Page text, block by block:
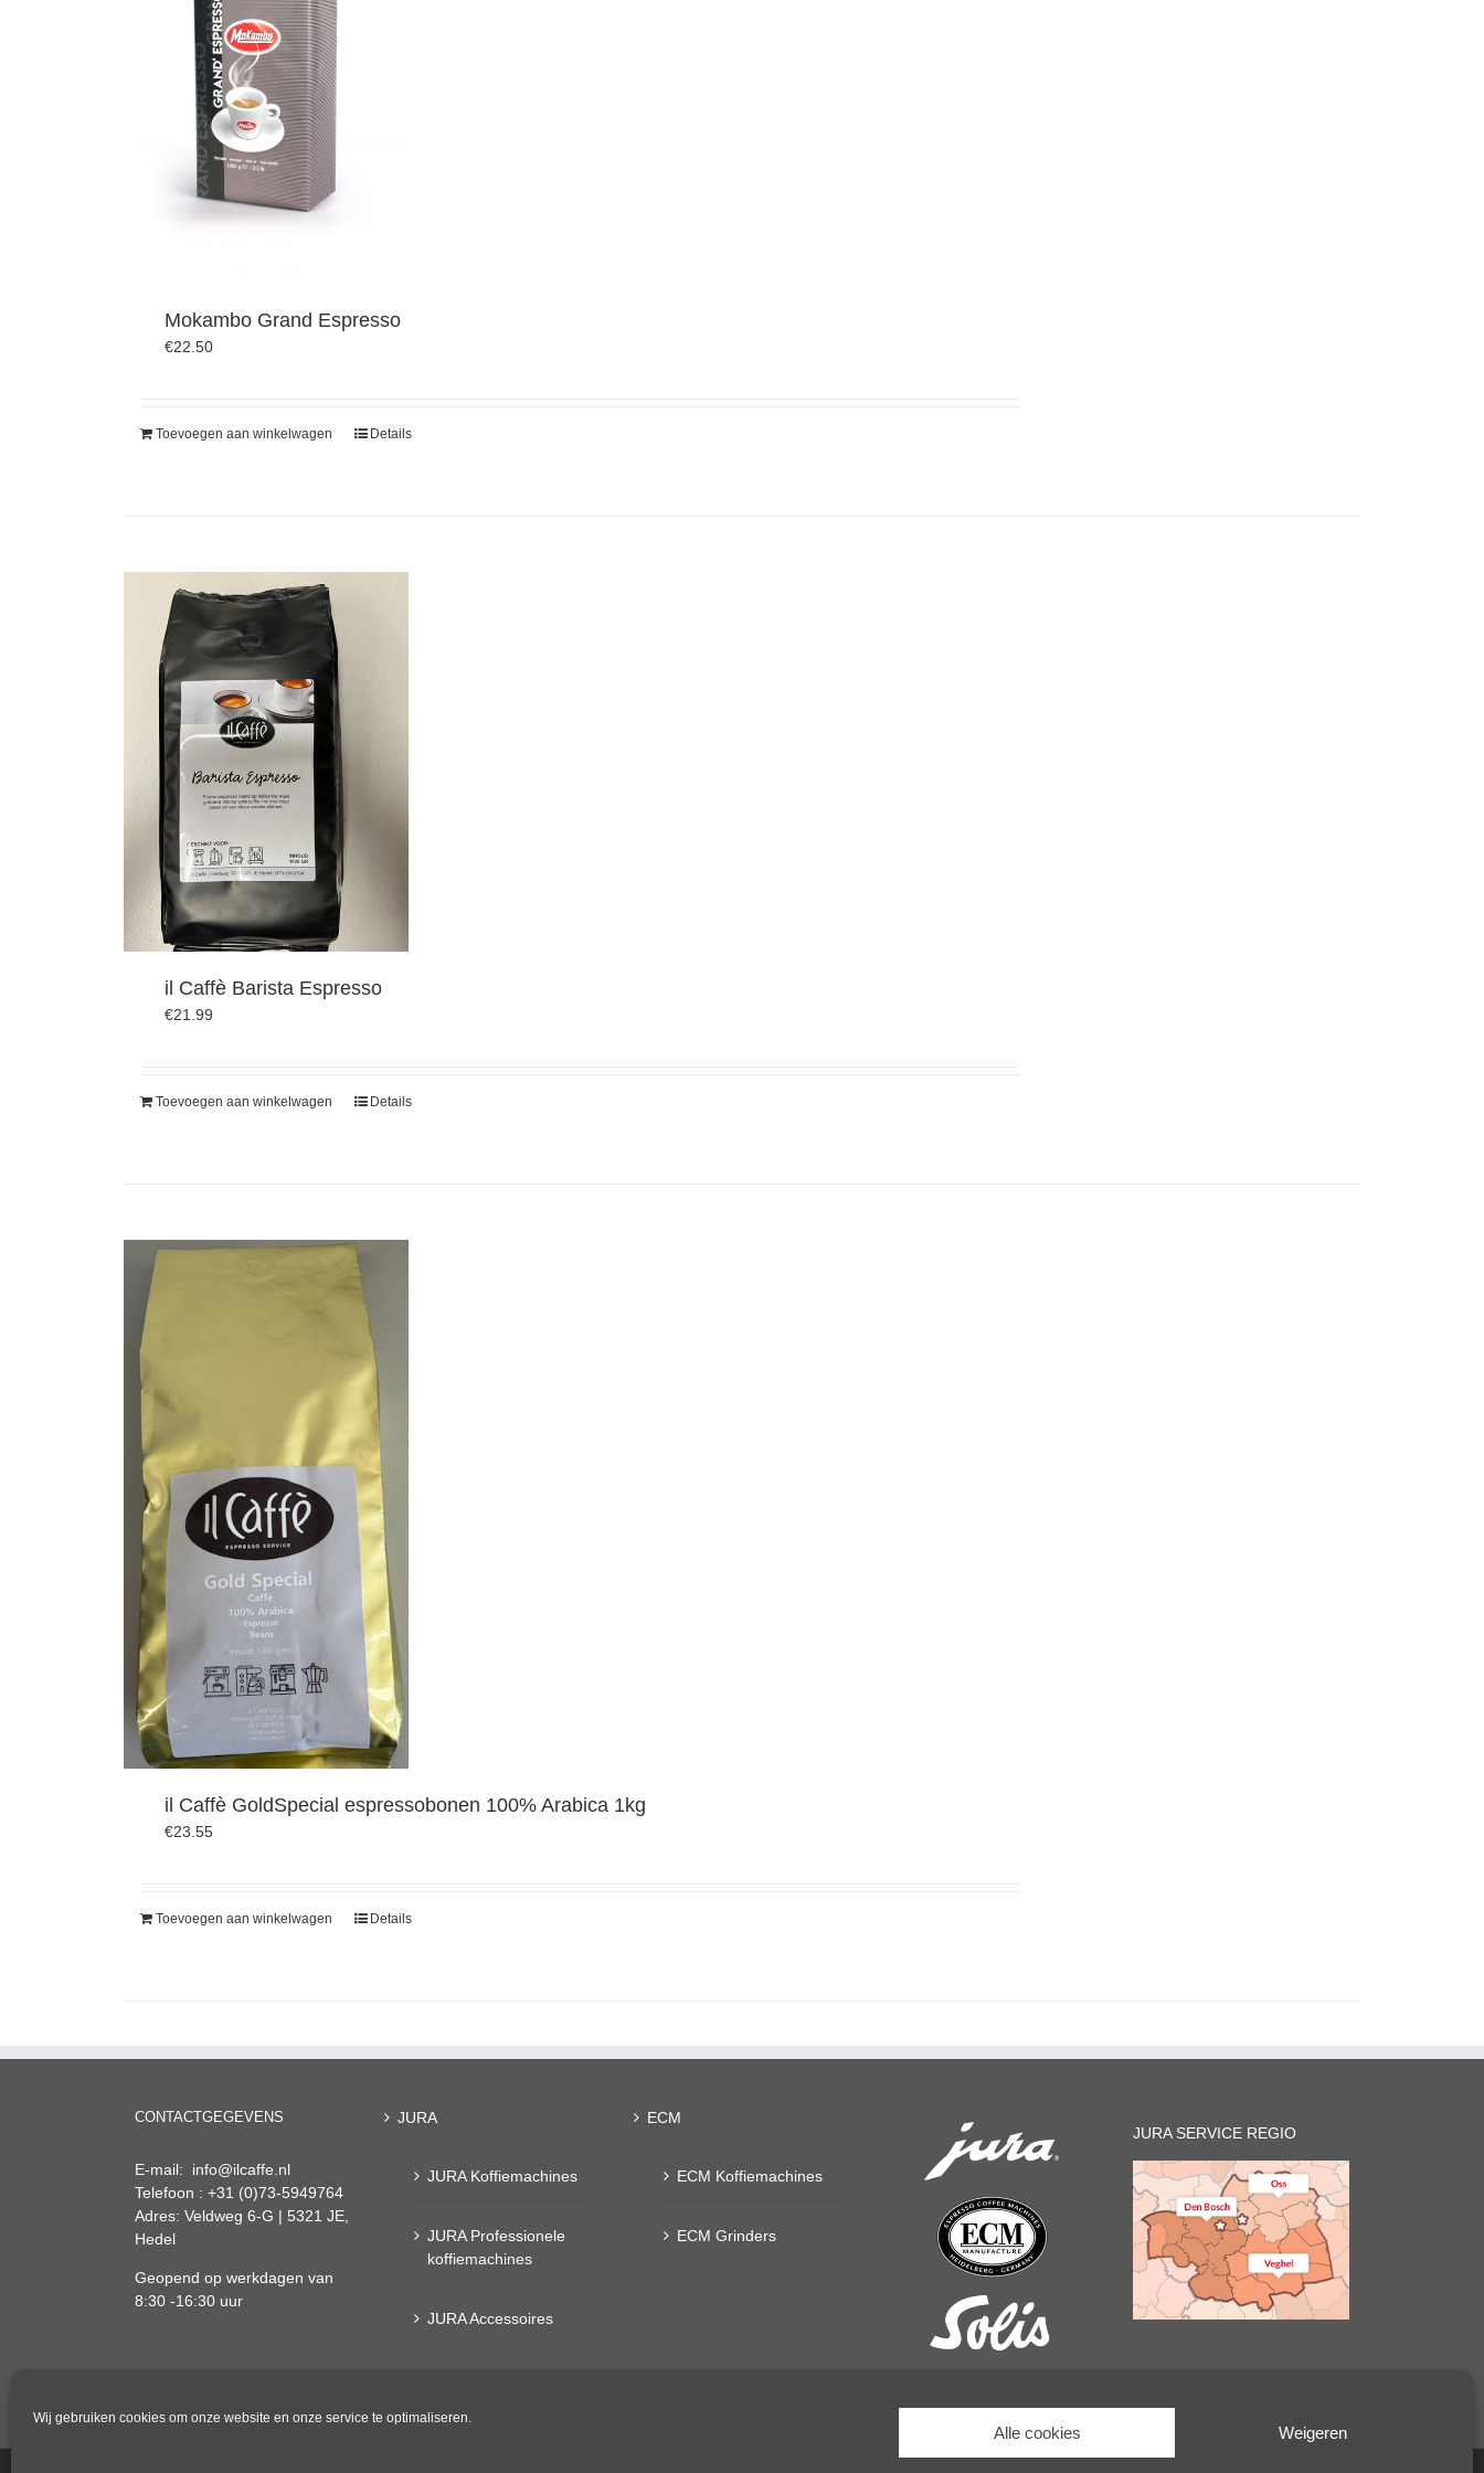
Wij gebruiken cookies om onze website en onze service te optimaliseren.
Alle cookies Weigeren
Mokambo Grand Espresso
€22.50
Toevoegen aan winkelwagen Details
il Caffè Barista Espresso
€21.99
Toevoegen aan winkelwagen Details
il Caffè GoldSpecial espressobonen 100% Arabica 1kg
€23.55
Toevoegen aan winkelwagen Details
CONTACTGEGEVENS
E-mail: info@ilcaffe.nl
Telefoon : +31 (0)73-5949764
Adres: Veldweg 6-G | 5321 JE,
Hedel
Geopend op werkdagen van
8:30 -16:30 uur
JURA
JURA Koffiemachines
JURA Professionele
koffiemachines
JURA Accessoires
ECM
ECM Koffiemachines
ECM Grinders
JURA SERVICE REGIO